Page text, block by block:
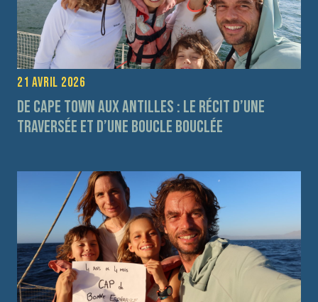
21 avril 2026
De Cape Town aux Antilles : le récit d’une
traversée et d’une boucle bouclée